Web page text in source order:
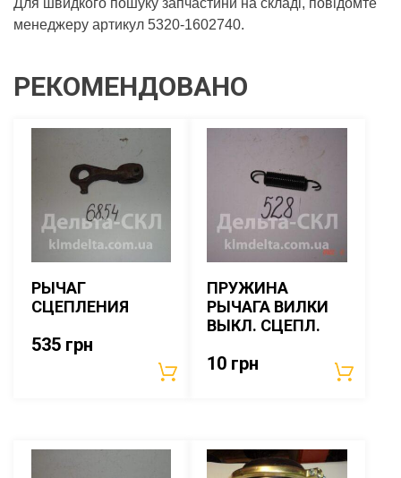
менеджеру артикул 5320-1602740.
РЕКОМЕНДОВАНО
РЫЧАГ
СЦЕПЛЕНИЯ
535 грн
ПРУЖИНА
РЫЧАГА ВИЛКИ
ВЫКЛ. СЦЕПЛ.
10 грн